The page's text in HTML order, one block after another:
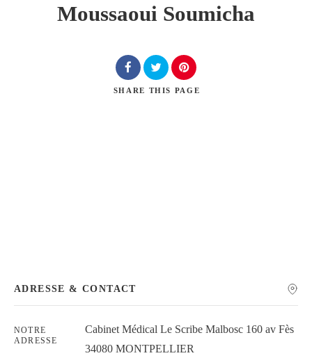
Moussaoui Soumicha
SHARE THIS PAGE
ADRESSE & CONTACT
NOTRE
ADRESSE
Cabinet Médical Le Scribe Malbosc 160 av Fès
34080 MONTPELLIER